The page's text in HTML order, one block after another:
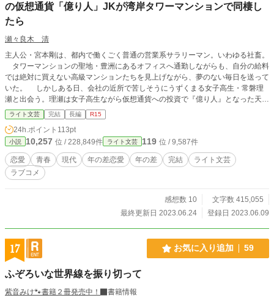
の仮想通貨「億り人」JKが湾岸タワーマンションで同棲し
たら
瀬々良木 清
主人公・宮本剛は、都内で働くごく普通の営業系サラリーマン。いわゆる社畜。
タワーマンションの聖地・豊洲にあるオフィスへ通勤しながらも、自分の給料
では絶対に買えない高級マンションたちを見上げながら、夢のない毎日を送って
いた。 しかしある日、会社の近所で苦しそうにうずくまる女子高生・常磐理
瀬と出会う。理瀬は女子高生ながら仮想通貨への投資で『億り人』となった天才
少女だった。 剛の何百倍もの資産を持ち、しかし心はまだ未完成な女子高生
である理瀬と、日に日に心が枯れてゆくと感じるアラサー社畜剛が織りなす、ち
ぐはぐなラブコメディ。
ライト文芸 完結 長編 R15
24h.ポイント 113pt
小説 10,257 位 / 228,849件 ライト文芸 119 位 / 9,587件
恋愛 青春 現代 年の差恋愛 年の差 完結
ライト文芸
ラブコメ
感想数 10
文字数 415,055
最終更新日 2023.06.24
登録日 2023.06.09
17 お気に入り追加 59
ふぞろいな世界線を振り切って
紫音みけ🐾書籍２冊発売中！
書籍情報